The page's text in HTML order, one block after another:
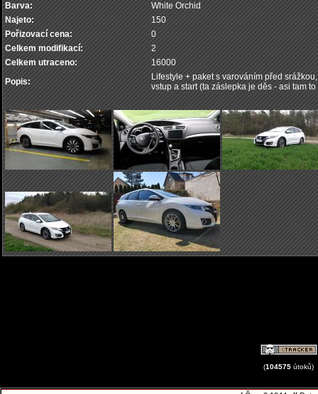
Barva:
White Orchid
Najeto:
150
Pořizovací cena:
0
Celkem modifikací:
2
Celkem utraceno:
16000
Popis:
Lifestyle + paket s varováním před
vstup a start (ta záslepka je děs - asi tam
(104575 útoků)